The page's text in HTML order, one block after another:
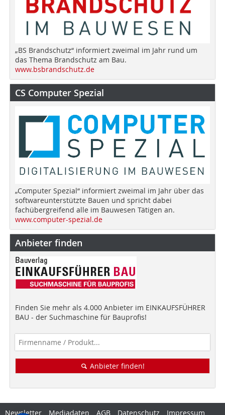
„BS Brandschutz“ informiert zweimal im Jahr rund um
das Thema Brandschutz am Bau.
www.bsbrandschutz.de
CS Computer Spezial
„Computer Spezial“ informiert zweimal im Jahr über das
softwareunterstützte Bauen und spricht dabei
fachübergreifend alle im Bauwesen Tätigen an.
www.computer-spezial.de
Anbieter finden
Finden Sie mehr als 4.000 Anbieter im EINKAUFSFÜHRER
BAU - der Suchmaschine für Bauprofis!
Anbieter finden!
Newsletter Mediadaten AGB Datenschutz Impressum